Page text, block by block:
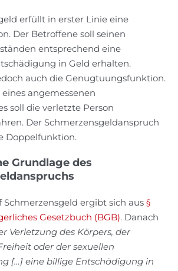
erfüllt in erster Linie eine
Der Betroffene soll seinen
entsprechend eine
in Geld erhalten.
auch die Genugtuungsfunktion.
angemessenen
soll die verletzte Person
Der Schmerzensgeldanspruch
Doppelfunktion.
Grundlage des
Schmerzensgeld ergibt sich aus§
Gesetzbuch (BGB). Danach
Verletzung des Körpers, der
oder der sexuellen
[…] eine billige Entschädigung in